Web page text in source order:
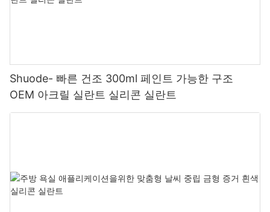
Shuode- 빠른 건조 300ml 페인트 가능한 구조
OEM 아크릴 실란트 실리콘 실란트